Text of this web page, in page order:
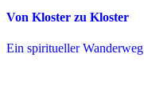
Von Kloster zu Kloster
Ein spiritueller Wanderweg